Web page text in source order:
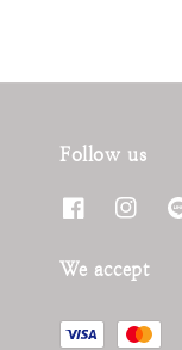
Follow us
We accept